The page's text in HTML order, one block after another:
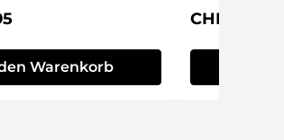
Preis:
Warenkorb
Regulärer
CHF 19.95